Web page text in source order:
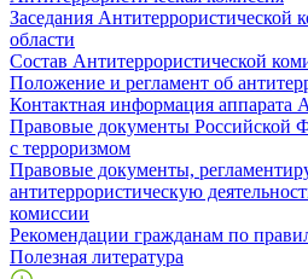
Заседания Антитеррористической
области
Состав Антитеррористической
Положение и регламент об
Контактная информация аппарата
Правовые документы Российской
с терроризмом
Правовые документы,
антитеррористическую
комиссии
Рекомендации гражданам по
Полезная литература